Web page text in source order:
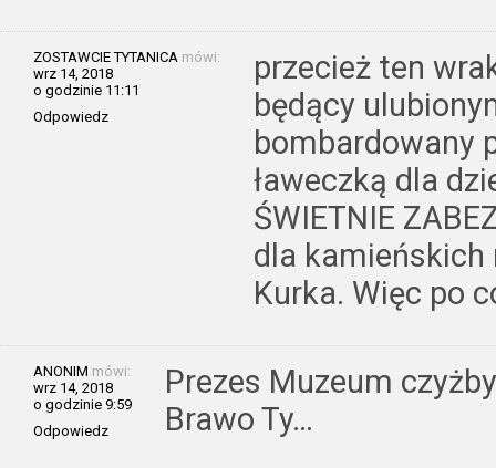
ZOSTAWCIE TYTANICA mówi:
wrz 14, 2018
o godzinie 11:11
Odpowiedz
przecież ten
będący
bombardowany
ławeczką dla
ŚWIETNIE
dla kamieńskich
Kurka. Więc po
ANONIM mówi:
wrz 14, 2018
o godzinie 9:59
Odpowiedz
Prezes Muzeum
Brawo Ty…